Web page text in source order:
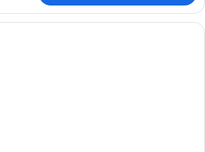
Una stanza con un letto, una sedia